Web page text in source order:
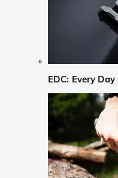
EDC: Every